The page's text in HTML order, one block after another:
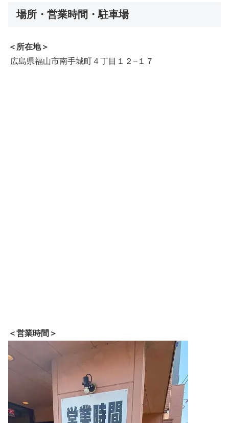
場所・営業時間・駐車場
＜所在地＞
広島県福山市南手城町４丁目１２−１７
＜営業時間＞